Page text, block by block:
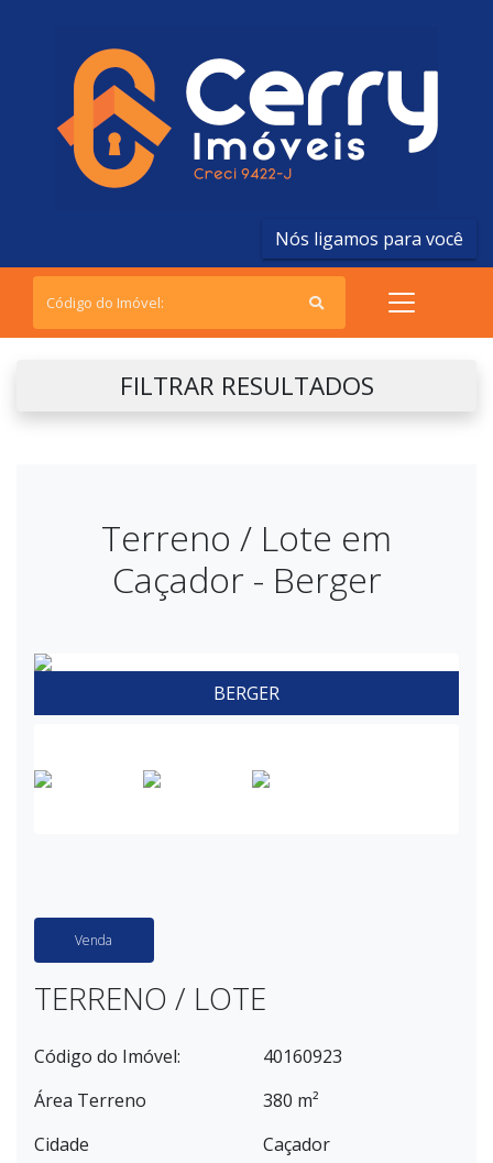
Nós ligamos para você
FILTRAR RESULTADOS
Terreno / Lote em
Caçador - Berger
BERGER
Venda
TERRENO / LOTE
Código do Imóvel:
40160923
Área Terreno
380 m²
Cidade
Caçador